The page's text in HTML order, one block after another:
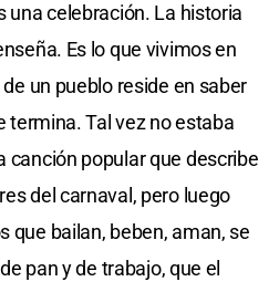
una celebración. La historia
Es lo que vivimos en
un pueblo reside en saber
termina. Tal vez no estaba
canción popular que describe
del carnaval, pero luego
que bailan, beben, aman, se
pan y de trabajo, que el